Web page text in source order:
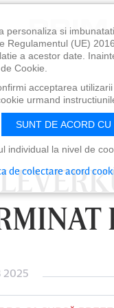
2025
VINERI
personaliza si
Regulamentul (UE)
a acestor date.
Cookie.
acceptarea
urmand
SUNT DE ACORD
individual la nivel de
de colectare acord